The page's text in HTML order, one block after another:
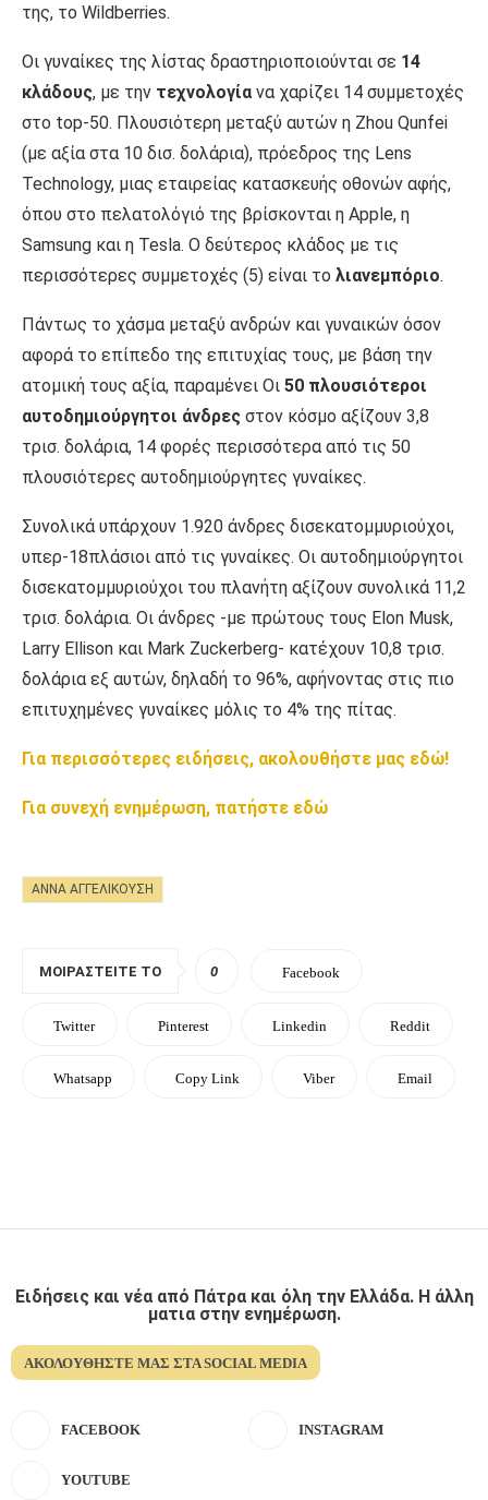
της, το Wildberries.
Οι γυναίκες της λίστας δραστηριοποιούνται σε 14
κλάδους, με την τεχνολογία να χαρίζει 14 συμμετοχές
στο top-50. Πλουσιότερη μεταξύ αυτών η Zhou Qunfei
(με αξία στα 10 δισ. δολάρια), πρόεδρος της Lens
Technology, μιας εταιρείας κατασκευής οθονών αφής,
όπου στο πελατολόγιό της βρίσκονται η Apple, η
Samsung και η Tesla. Ο δεύτερος κλάδος με τις
περισσότερες συμμετοχές (5) είναι το λιανεμπόριο.
Πάντως το χάσμα μεταξύ ανδρών και γυναικών όσον
αφορά το επίπεδο της επιτυχίας τους, με βάση την
ατομική τους αξία, παραμένει Οι 50 πλουσιότεροι
αυτοδημιούργητοι άνδρες στον κόσμο αξίζουν 3,8
τρισ. δολάρια, 14 φορές περισσότερα από τις 50
πλουσιότερες αυτοδημιούργητες γυναίκες.
Συνολικά υπάρχουν 1.920 άνδρες δισεκατομμυριούχοι,
υπερ-18πλάσιοι από τις γυναίκες. Οι αυτοδημιούργητοι
δισεκατομμυριούχοι του πλανήτη αξίζουν συνολικά 11,2
τρισ. δολάρια. Οι άνδρες -με πρώτους τους Elon Musk,
Larry Ellison και Mark Zuckerberg- κατέχουν 10,8 τρισ.
δολάρια εξ αυτών, δηλαδή το 96%, αφήνοντας στις πιο
επιτυχημένες γυναίκες μόλις το 4% της πίτας.
Για περισσότερες ειδήσεις, ακολουθήστε μας εδώ!
Για συνεχή ενημέρωση, πατήστε εδώ
ΆΝΝΑ ΑΓΓΕΛΙΚΟΎΣΗ
ΜΟΙΡΑΣΤΕΊΤΕ ΤΟ 0 Facebook
Twitter Pinterest Linkedin Reddit
Whatsapp Copy Link Viber Email
Ειδήσεις και νέα από Πάτρα και όλη την Ελλάδα. Η άλλη
ματια στην ενημέρωση.
ΑΚΟΛΟΥΘΉΣΤΕ ΜΑΣ ΣΤΑ SOCIAL MEDIA
FACEBOOK INSTAGRAM
YOUTUBE